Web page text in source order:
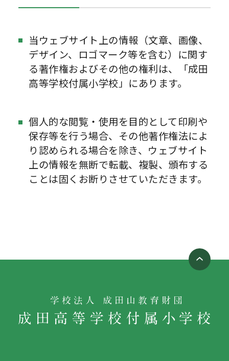
当ウェブサイト上の情報（文章、画像、
デザイン、ロゴマーク等を含む）に関す
る著作権およびその他の権利は、「成田
高等学校付属小学校」にあります。
個人的な閲覧・使用を目的として印刷や
保存等を行う場合、その他著作権法によ
り認められる場合を除き、ウェブサイト
上の情報を無断で転載、複製、頒布する
ことは固くお断りさせていただきます。